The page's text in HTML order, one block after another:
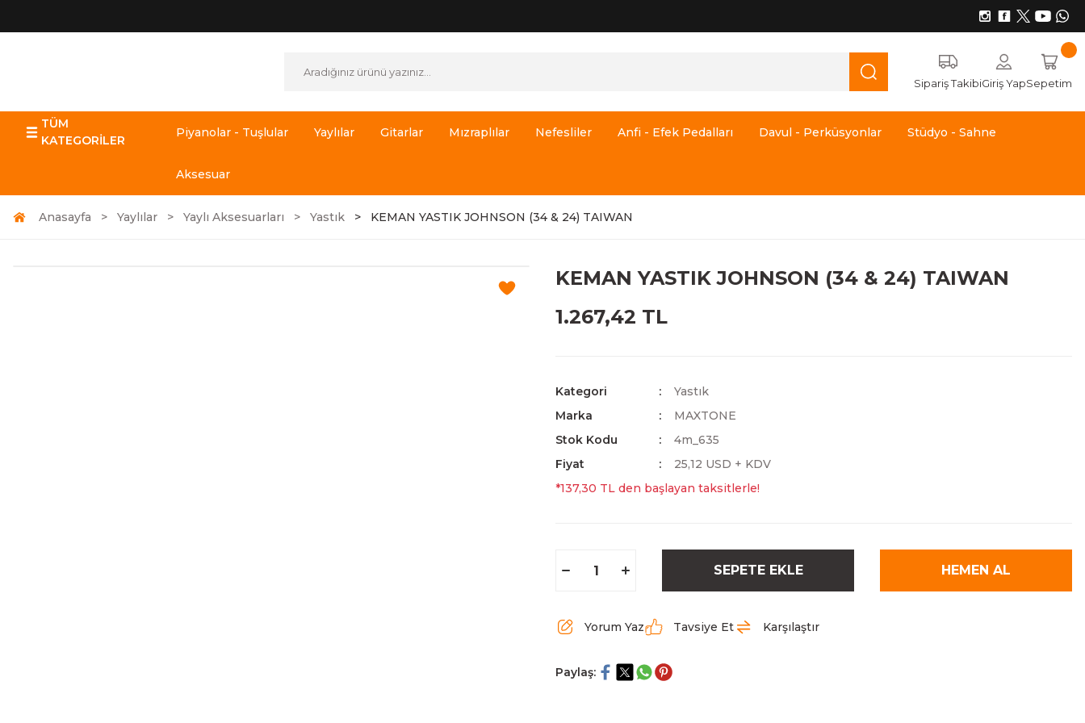
Sipariş TakibiGiriş YapSepetim
TÜM
KATEGORİLER
Piyanolar - Tuşlular Yaylılar Gitarlar Mızraplılar Nefesliler Anfi - Efek Pedalları Davul - Perküsyonlar Stüdyo - Sahne
Aksesuar
Anasayfa Yaylılar Yaylı Aksesuarları Yastık KEMAN YASTIK JOHNSON (34 & 24) TAIWAN
KEMAN YASTIK JOHNSON (34 & 24) TAIWAN
1.267,42 TL
Kategori
Yastık
Marka
MAXTONE
Stok Kodu
4m_635
Fiyat
25,12 USD + KDV
*137,30 TL den başlayan taksitlerle!
SEPETE EKLE HEMEN AL
Yorum Yaz Tavsiye Et Karşılaştır
Paylaş: